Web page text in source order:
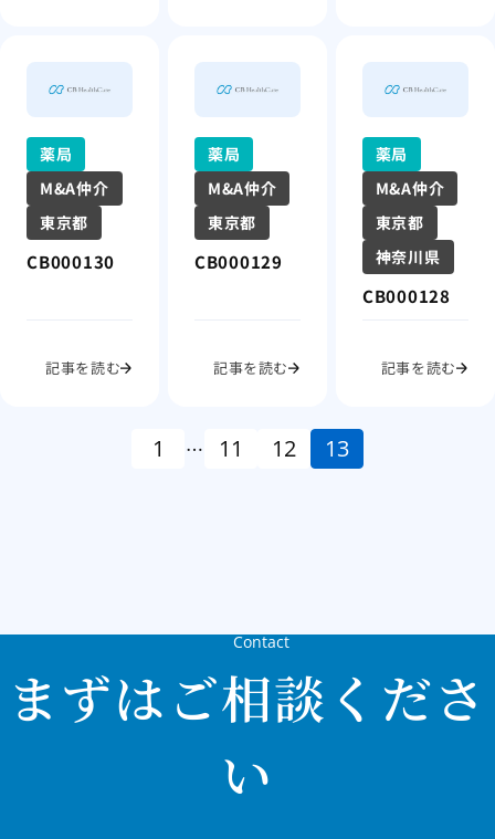
薬局
M&A仲介
東京都
CB000130
記事を読む
薬局
M&A仲介
東京都
CB000129
記事を読む
薬局
M&A仲介
東京都
神奈川県
CB000128
記事を読む
1 … 11 12 13
Contact
まずはご相談くださ
い